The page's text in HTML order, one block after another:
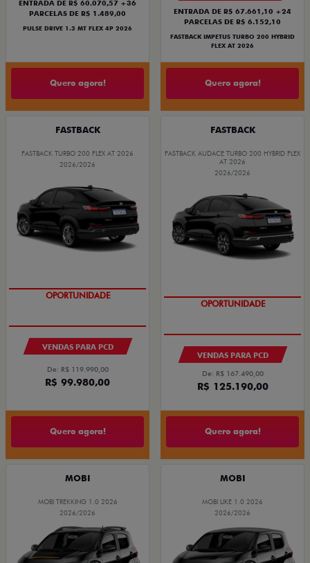
ENTRADA DE R$ 60.070,57 +36
PARCELAS DE R$ 1.489,00
PULSE DRIVE 1.3 MT FLEX 4P 2026
Quero agora!
ENTRADA DE R$ 67.661,10 +24
PARCELAS DE R$ 6.152,10
FASTBACK IMPETUS TURBO 200 HYBRID
FLEX AT 2026
Quero agora!
FASTBACK
FASTBACK TURBO 200 FLEX AT 2026
2026/2026
OPORTUNIDADE
VENDAS PARA PCD
De: R$ 119.990,00
R$ 99.980,00
Quero agora!
FASTBACK
FASTBACK AUDACE TURBO 200 HYBRID FLEX
AT 2026
2026/2026
OPORTUNIDADE
VENDAS PARA PCD
De: R$ 167.490,00
R$ 125.190,00
Quero agora!
MOBI
MOBI TREKKING 1.0 2026
2026/2026
MOBI
MOBI LIKE 1.0 2026
2026/2026